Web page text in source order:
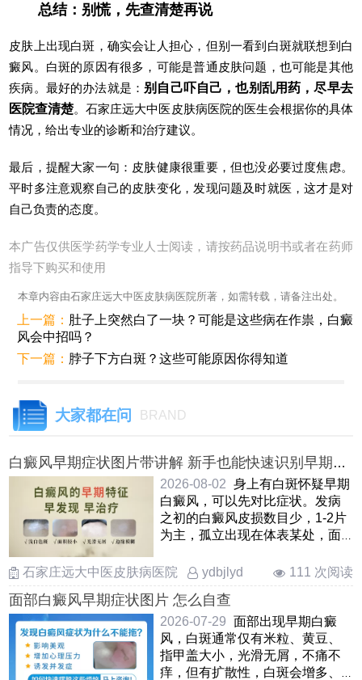
总结：别慌，先查清楚再说
皮肤上出现白斑，确实会让人担心，但别一看到白斑就联想到白
癜风。白斑的原因有很多，可能是普通皮肤问题，也可能是其他
疾病。最好的办法就是：别自己吓自己，也别乱用药，尽早去
医院查清楚。石家庄远大中医皮肤病医院的医生会根据你的具体
情况，给出专业的诊断和治疗建议。
最后，提醒大家一句：皮肤健康很重要，但也没必要过度焦虑。
平时多注意观察自己的皮肤变化，发现问题及时就医，这才是对
自己负责的态度。
本广告仅供医学药学专业人士阅读，请按药品说明书或者在药师
指导下购买和使用
本章内容由石家庄远大中医皮肤病医院所著，如需转载，请备注出处。
上一篇： 肚子上突然白了一块？可能是这些病在作祟，白癜
风会中招吗？
下一篇： 脖子下方白斑？这些可能原因你得知道
大家都在问 BRAND
白癜风早期症状图片带讲解 新手也能快速识别早期白
2026-08-02 身上有白斑怀疑早期
白癜风，可以先对比症状。发病
之初的白癜风皮损数目少，1-2片
为主，孤立出现在体表某处，面
小 ……
石家庄远大中医皮肤病医院 ydbjlyd 111 次阅读
面部白癜风早期症状图片 怎么自查
2026-07-29 面部出现早期白癜
风，白斑通常仅有米粒、黄豆、
指甲盖大小，光滑无屑，不痛不
痒，但有扩散性，白斑会增多、